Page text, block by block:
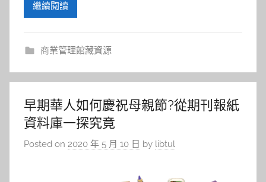
繼續閱讀
商業管理館藏資源
早期華人如何慶祝母親節?從期刊報紙
資料庫一探究竟
Posted on 2020 年 5 月 10 日 by libtul